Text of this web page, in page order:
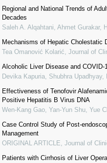
Regional and National Trends of
Decades
Saleh A. Alqahtani, Ahmet Gurakar,
Mechanisms of Hepatic Cholestatic
Tea Omanović Kolarić Journal of
Alcoholic Liver Disease and COVID-
Devika Kapuria, Shubhra Upadhyay,
Effectiveness of Tenofovir
Positive Hepatitis B Virus DNA
Wen-Kang Gao, Yan-Yun Shu, Yue
Case Control Study of Post-
Management
ORIGINAL ARTICLE Journal of
Patients with Cirrhosis of Liver